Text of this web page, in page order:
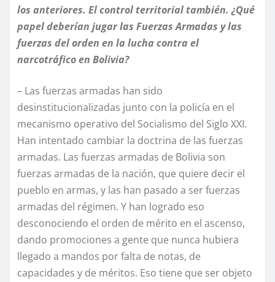
los anteriores. El control territorial también. ¿Qué
papel deberían jugar las Fuerzas Armadas y las
fuerzas del orden en la lucha contra el
narcotráfico en Bolivia?
– Las fuerzas armadas han sido
desinstitucionalizadas junto con la policía en el
mecanismo operativo del Socialismo del Siglo XXI.
Han intentado cambiar la doctrina de las fuerzas
armadas. Las fuerzas armadas de Bolivia son
fuerzas armadas de la nación, que quiere decir el
pueblo en armas, y las han pasado a ser fuerzas
armadas del régimen. Y han logrado eso
desconociendo el orden de mérito en el ascenso,
dando promociones a gente que nunca hubiera
llegado a mandos por falta de notas, de
capacidades y de méritos. Eso tiene que ser objeto